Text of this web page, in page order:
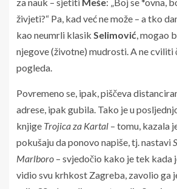
živjeti?“ Pa, kad već ne može – a tko
kao neumrli klasik Selimović, mogao
njegove (životne) mudrosti. A ne cviliti
pogleda.
Povremeno se, ipak, piščeva
adrese, ipak gubila. Tako je u
knjige Trojica za Kartal – tomu, kazala
pokušaju da ponovo napiše, tj. nastavi
Marlboro – svjedočio kako je tek kada
vidio svu krhkost Zagreba, zavolio ga